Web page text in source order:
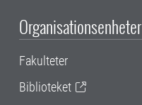
Organisationsenheter
Fakulteter
Biblioteket